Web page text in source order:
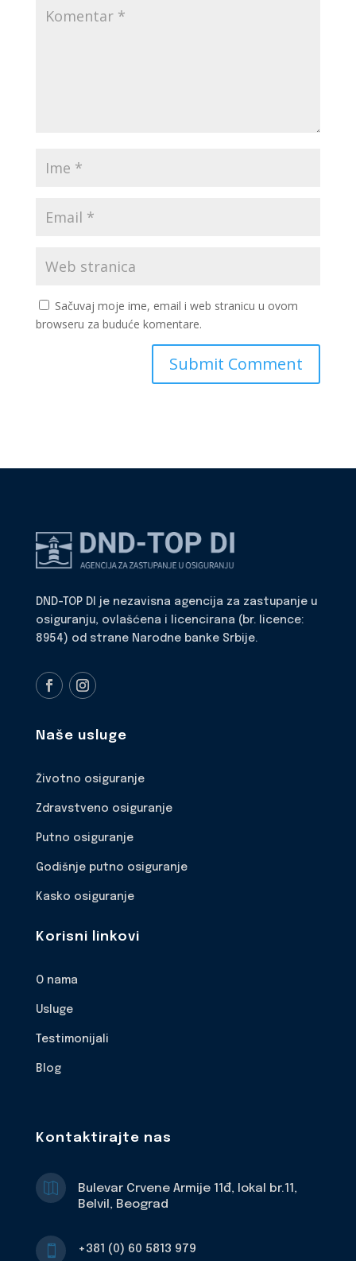
Sačuvaj moje ime, email i web stranicu u ovom
browseru za buduće komentare.
DND-TOP DI je nezavisna agencija za zastupanje u
osiguranju, ovlašćena i licencirana (br. licence:
8954) od strane Narodne banke Srbije.
Naše usluge
Životno osiguranje
Zdravstveno osiguranje
Putno osiguranje
Godišnje putno osiguranje
Kasko osiguranje
Korisni linkovi
O nama
Usluge
Testimonijali
Blog
Kontaktirajte nas

Bulevar Crvene Armije 11đ, lokal br.11,
Belvil, Beograd
 +381 (0) 60 5813 979